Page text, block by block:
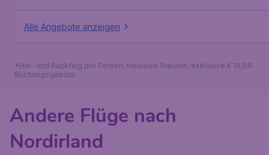
Alle Angebote anzeigen
*Hin- und Rückflug pro Person, inklusive Steuern, exklusive € 19,99
Buchungsgebühr.
Andere Flüge nach
Nordirland